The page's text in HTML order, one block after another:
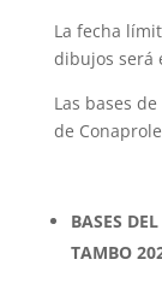
La fecha
dibujos será
Las bases
de Conaprole
BASES DEL
TAMBO